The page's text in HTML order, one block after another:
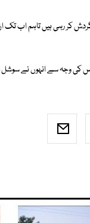
کر رہی ہیں تاہم اب
کی وجہ سے انہوں نے سوشل